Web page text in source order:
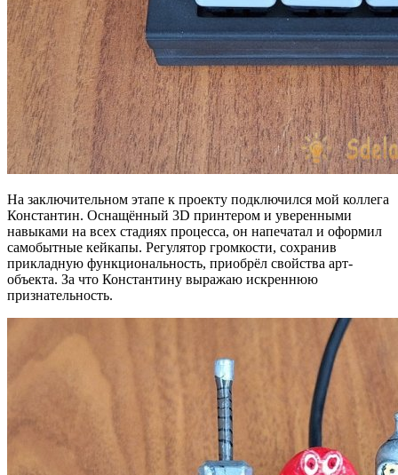
На заключительном этапе к проекту подключился мой коллега
Константин. Оснащённый 3D принтером и уверенными
навыками на всех стадиях процесса, он напечатал и оформил
самобытные кейкапы. Регулятор громкости, сохранив
прикладную функциональность, приобрёл свойства арт-
объекта. За что Константину выражаю искреннюю
признательность.